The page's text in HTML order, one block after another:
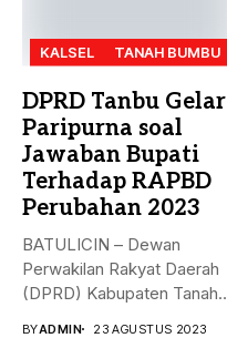
KALSEL TANAH BUMBU
DPRD Tanbu Gelar
Paripurna soal
Jawaban Bupati
Terhadap RAPBD
Perubahan 2023
BATULICIN – Dewan
Perwakilan Rakyat Daerah
(DPRD) Kabupaten Tanah
BYADMIN 23 AGUSTUS 2023